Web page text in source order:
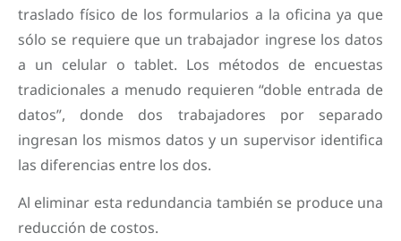
traslado físico de los formularios a la oficina ya que
sólo se requiere que un trabajador ingrese los datos
a un celular o tablet. Los métodos de encuestas
tradicionales a menudo requieren “doble entrada de
datos”, donde dos trabajadores por separado
ingresan los mismos datos y un supervisor identifica
las diferencias entre los dos.
Al eliminar esta redundancia también se produce una
reducción de costos.